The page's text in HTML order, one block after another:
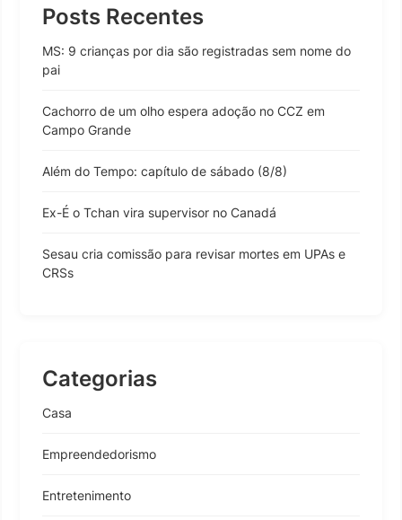
Posts Recentes
MS: 9 crianças por dia são registradas sem nome do
pai
Cachorro de um olho espera adoção no CCZ em
Campo Grande
Além do Tempo: capítulo de sábado (8/8)
Ex-É o Tchan vira supervisor no Canadá
Sesau cria comissão para revisar mortes em UPAs e
CRSs
Categorias
Casa
Empreendedorismo
Entretenimento